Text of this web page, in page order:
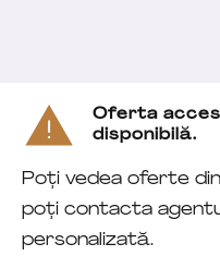
Oferta
disponibilă.
Poți vedea oferte
poți contacta
personalizată.